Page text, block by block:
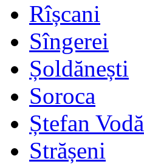
Rîșcani
Sîngerei
Șoldănești
Soroca
Ștefan Vodă
Strășeni